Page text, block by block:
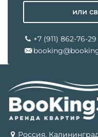
или
+7 (911) 862-76-29
Россия,